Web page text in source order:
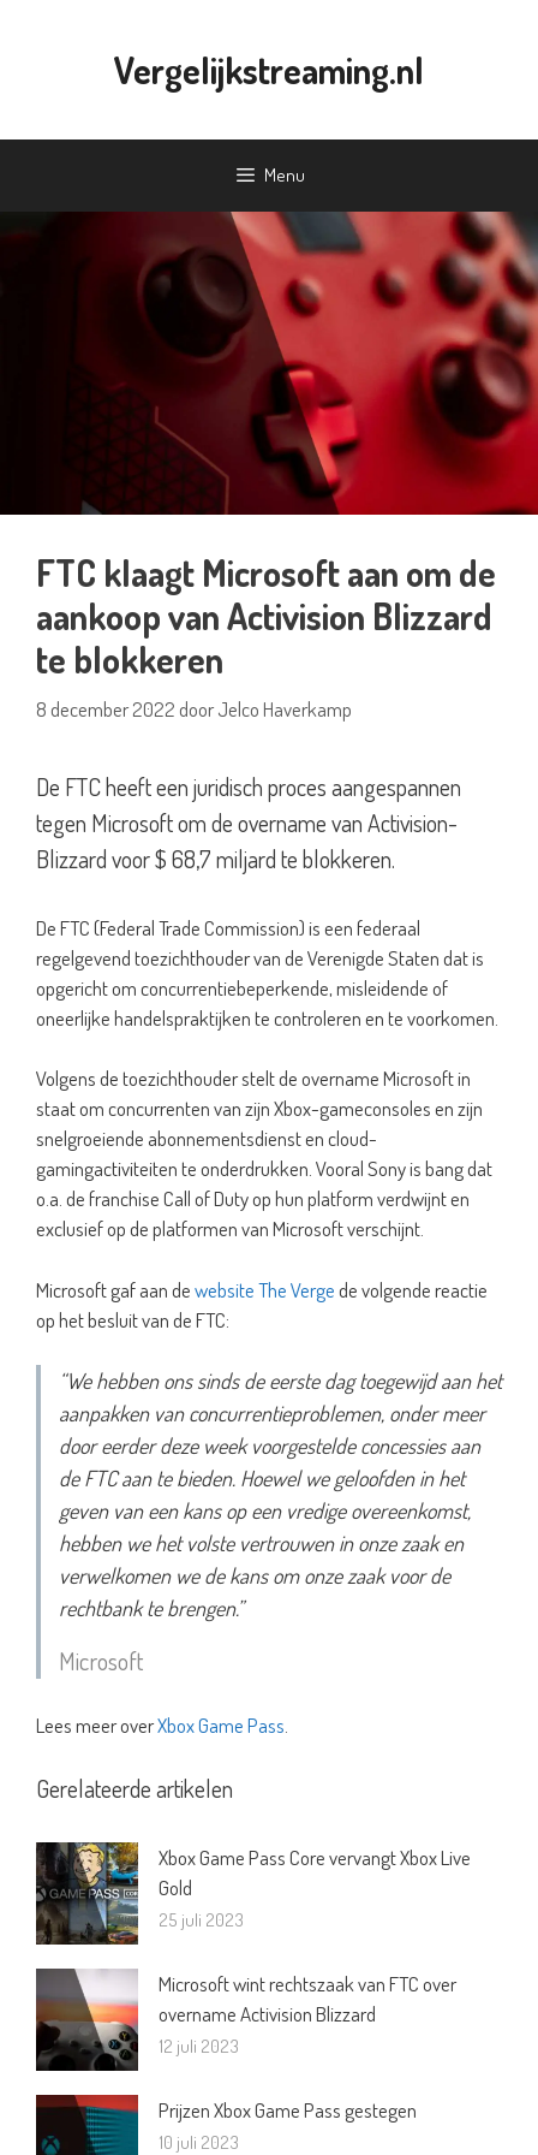
Vergelijkstreaming.nl
Menu
FTC klaagt Microsoft aan om de
aankoop van Activision Blizzard
te blokkeren
8 december 2022 doorJelco Haverkamp
De FTC heeft een juridisch proces aangespannen
tegen Microsoft om de overname van Activision-
Blizzard voor $ 68,7 miljard te blokkeren.
De FTC (Federal Trade Commission) is een federaal
regelgevend toezichthouder van de Verenigde Staten dat is
opgericht om concurrentiebeperkende, misleidende of
oneerlijke handelspraktijken te controleren en te voorkomen.
Volgens de toezichthouder stelt de overname Microsoft in
staat om concurrenten van zijn Xbox-gameconsoles en zijn
snelgroeiende abonnementsdienst en cloud-
gamingactiviteiten te onderdrukken. Vooral Sony is bang dat
o.a. de franchise Call of Duty op hun platform verdwijnt en
exclusief op de platformen van Microsoft verschijnt.
Microsoft gaf aan dewebsite The Vergede volgende reactie
op het besluit van de FTC:
“We hebben ons sinds de eerste dag toegewijd aan het
aanpakken van concurrentieproblemen, onder meer
door eerder deze week voorgestelde concessies aan
de FTC aan te bieden. Hoewel we geloofden in het
geven van een kans op een vredige overeenkomst,
hebben we het volste vertrouwen in onze zaak en
verwelkomen we de kans om onze zaak voor de
rechtbank te brengen.”
Microsoft
Lees meer overXbox Game Pass
Gerelateerde artikelen
Xbox Game Pass Core vervangt Xbox Live
Gold
25 juli 2023
Microsoft wint rechtszaak van FTC over
overname Activision Blizzard
12 juli 2023
Prijzen Xbox Game Pass gestegen
10 juli 2023